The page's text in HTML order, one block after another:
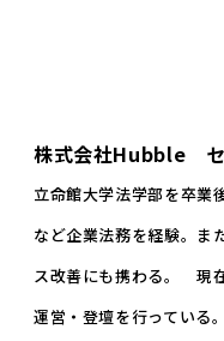
株式会社Hubble
立命館大学法学部を卒業
など企業法務を経験。ま
ス改善にも携わる。 現
運営・登壇を行っている